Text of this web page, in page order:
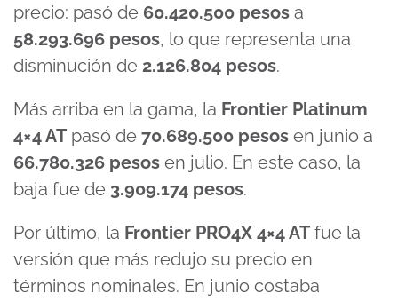
precio: pasó de 60.420.500 pesos a
58.293.696 pesos, lo que representa una
disminución de 2.126.804 pesos.
Más arriba en la gama, la Frontier Platinum
4×4 AT pasó de 70.689.500 pesos en junio a
66.780.326 pesos en julio. En este caso, la
baja fue de 3.909.174 pesos.
Por último, la Frontier PRO4X 4×4 AT fue la
versión que más redujo su precio en
términos nominales. En junio costaba